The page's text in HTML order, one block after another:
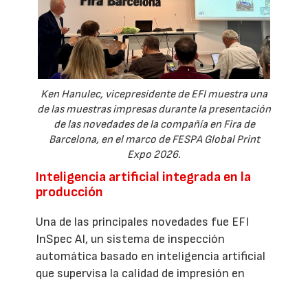
Ken Hanulec, vicepresidente de EFI muestra una
de las muestras impresas durante la presentación
de las novedades de la compañía en Fira de
Barcelona, en el marco de FESPA Global Print
Expo 2026.
Inteligencia artificial integrada en la
producción
Una de las principales novedades fue EFI
InSpec AI, un sistema de inspección
automática basado en inteligencia artificial
que supervisa la calidad de impresión en